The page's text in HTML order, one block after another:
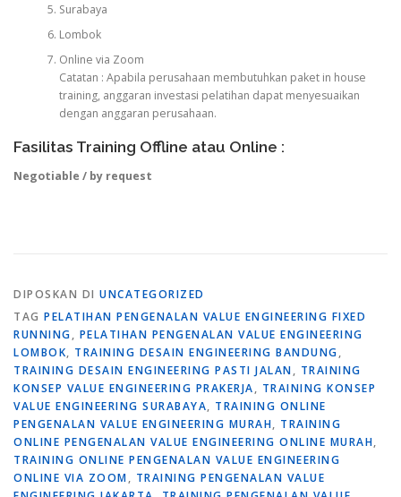
Surabaya
Lombok
Online via Zoom
Catatan : Apabila perusahaan membutuhkan paket in house
training, anggaran investasi pelatihan dapat menyesuaikan
dengan anggaran perusahaan.
Fasilitas Training Offline atau Online :
Negotiable / by request
DIPOSKAN DI UNCATEGORIZED
TAG PELATIHAN PENGENALAN VALUE ENGINEERING FIXED
RUNNING, PELATIHAN PENGENALAN VALUE ENGINEERING
LOMBOK, TRAINING DESAIN ENGINEERING BANDUNG,
TRAINING DESAIN ENGINEERING PASTI JALAN, TRAINING
KONSEP VALUE ENGINEERING PRAKERJA, TRAINING KONSEP
VALUE ENGINEERING SURABAYA, TRAINING ONLINE
PENGENALAN VALUE ENGINEERING MURAH, TRAINING
ONLINE PENGENALAN VALUE ENGINEERING ONLINE MURAH,
TRAINING ONLINE PENGENALAN VALUE ENGINEERING
ONLINE VIA ZOOM, TRAINING PENGENALAN VALUE